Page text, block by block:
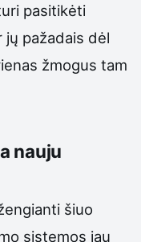
pasitikėti
pažadais dėl
žmogus tam
nauju
šiuo
sistemos jau